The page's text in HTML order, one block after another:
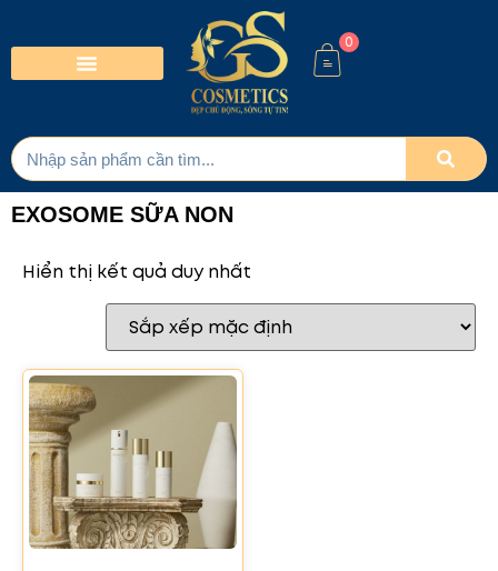
0
EXOSOME SỮA NON
Hiển thị kết quả duy nhất